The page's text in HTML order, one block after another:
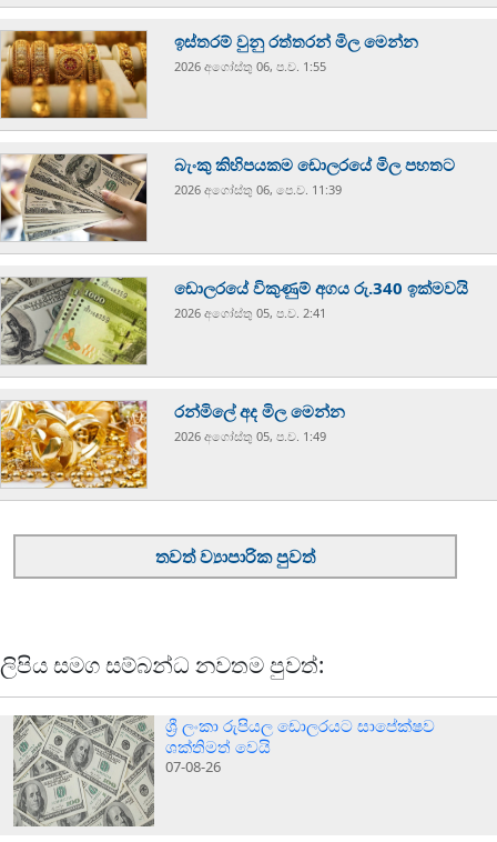
ඉස්තරම් වුනු රත්තරන් මිල මෙන්න
2026 අගෝස්‍තු 06, ප.ව. 1:55
බැංකු කිහිපයකම ඩොලරයේ මිල පහතට
2026 අගෝස්‍තු 06, පෙ.ව. 11:39
ඩොලරයේ විකුණුම් අගය රු.340 ඉක්මවයි
2026 අගෝස්‍තු 05, ප.ව. 2:41
රන්මිලේ අද මිල මෙන්න
2026 අගෝස්‍තු 05, ප.ව. 1:49
තවත් ව්‍යාපාරික පුවත්
ලිපිය සමග සම්බන්ධ නවතම පුවත්:
ශ්‍රී ලංකා රුපියල ඩොලරයට සාපේක්ෂව
ශක්තිමත් වෙයි
07-08-26